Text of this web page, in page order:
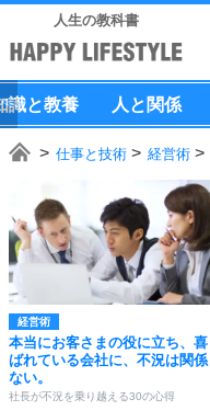
人生の教科書
識と教養 人 と 関係
仕事と技術 経営術
経営術
本当にお客さまの役に立ち、喜
ばれている会社に、不況は関係
ない。
社長が不況を乗り越える30の心得